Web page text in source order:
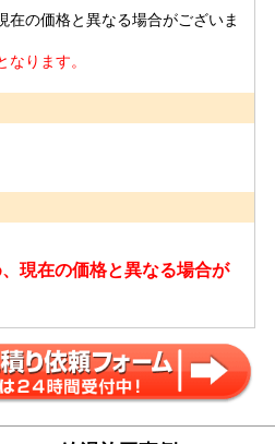
在の価格と異なる場合がございま
ります。
現在の価格と異なる場合が